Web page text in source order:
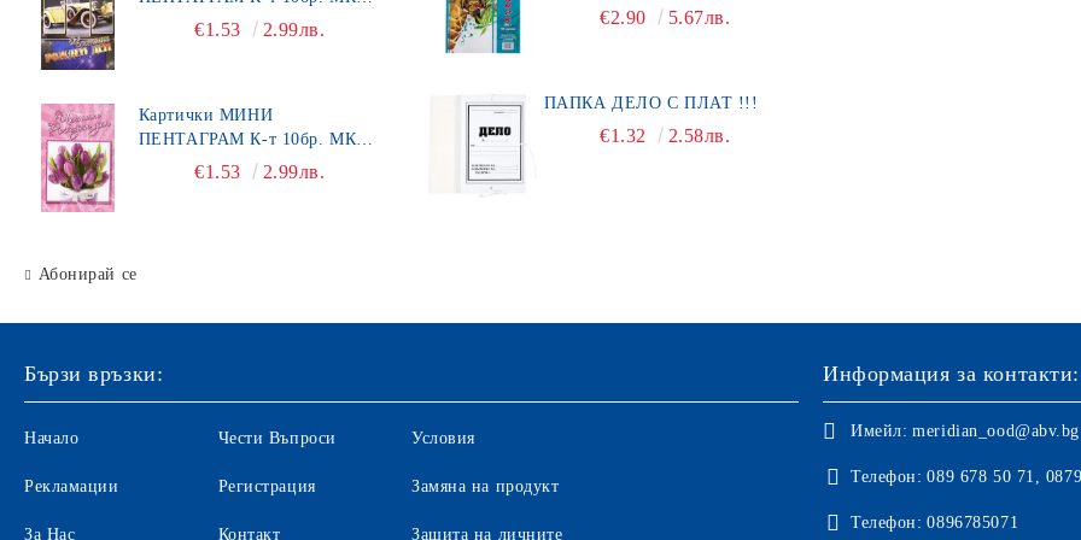
Щипки
КАНАП
Органайзери за бюро
Хоризонтални поставки
Маркиращи клещи
Автоматични печати
Подложка за бюро
Ключодържатели
Лупи
Датник
Вертикални поставки
€1.53 2.99лв.
Картички МИНИ
ПЕНТАГРАМ К-т 10бр. МК
€1.53 2.99лв.
Абонирай се
€2.90 5.67лв.
ПАПКА ДЕЛО С ПЛАТ !!!
€1.32 2.58лв.
Бързи връзки:
Начало
Рекламации
За Нас
Чести Въпроси
Регистрация
Контакт
Условия
Замяна на продукт
Защита на личните
Информация за контакти:
Имейл: meridian_ood@abv.bg
Телефон: 089 678 50 71,
Телефон: 0896785071